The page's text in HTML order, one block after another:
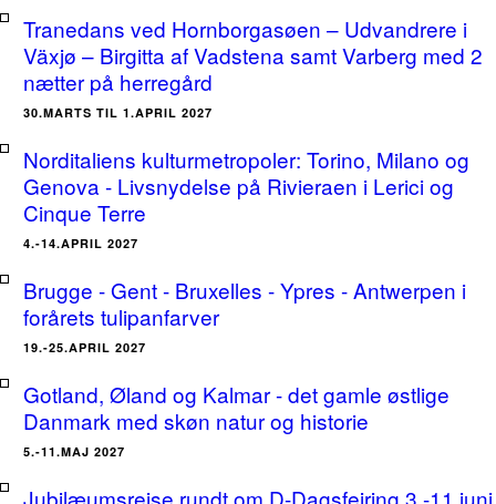
Tranedans ved Hornborgasøen – Udvandrere i
Växjø – Birgitta af Vadstena samt Varberg med 2
nætter på herregård
30.MARTS TIL 1.APRIL 2027
Norditaliens kulturmetropoler: Torino, Milano og
Genova - Livsnydelse på Rivieraen i Lerici og
Cinque Terre
4.-14.APRIL 2027
Brugge - Gent - Bruxelles - Ypres - Antwerpen i
forårets tulipanfarver
19.-25.APRIL 2027
Gotland, Øland og Kalmar - det gamle østlige
Danmark med skøn natur og historie
5.-11.MAJ 2027
Jubilæumsrejse rundt om D-Dagsfejring 3.-11.juni